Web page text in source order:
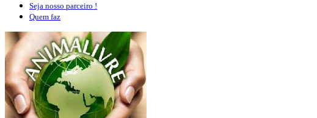
Seja nosso parceiro !
Quem faz